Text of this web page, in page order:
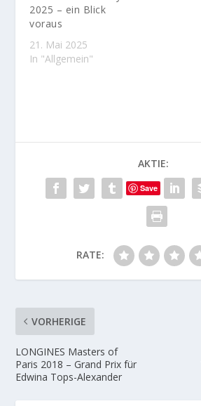
2025 – ein Blick
voraus
21. Mai 2025
In "Allgemein"
AKTIE:
Save
RATE:
VORHERIGE
LONGINES Masters of
Paris 2018 – Grand Prix für
Edwina Tops-Alexander